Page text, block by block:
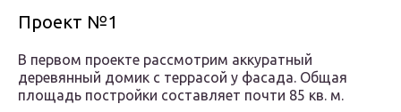
Проект №1
В первом проекте рассмотрим аккуратный
деревянный домик с террасой у фасада. Общая
площадь постройки составляет почти 85 кв. м.